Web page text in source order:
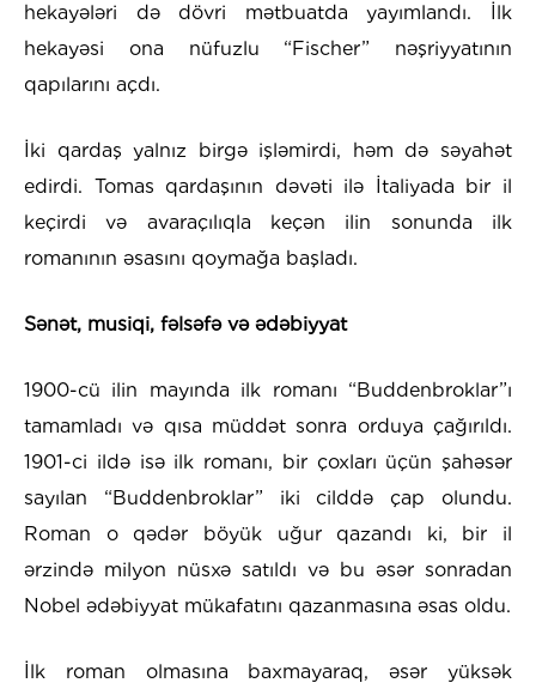
hekayələri də dövri mətbuatda yayımlandı. İlk
hekayəsi ona nüfuzlu “Fischer” nəşriyyatının
qapılarını açdı.
İki qardaş yalnız birgə işləmirdi, həm də səyahət
edirdi. Tomas qardaşının dəvəti ilə İtaliyada bir il
keçirdi və avaraçılıqla keçən ilin sonunda ilk
romanının əsasını qoymağa başladı.
Sənət, musiqi, fəlsəfə və ədəbiyyat
1900-cü ilin mayında ilk romanı “Buddenbroklar”ı
tamamladı və qısa müddət sonra orduya çağırıldı.
1901-ci ildə isə ilk romanı, bir çoxları üçün şahəsər
sayılan “Buddenbroklar” iki cilddə çap olundu.
Roman o qədər böyük uğur qazandı ki, bir il
ərzində milyon nüsxə satıldı və bu əsər sonradan
Nobel ədəbiyyat mükafatını qazanmasına əsas oldu.
İlk roman olmasına baxmayaraq, əsər yüksək